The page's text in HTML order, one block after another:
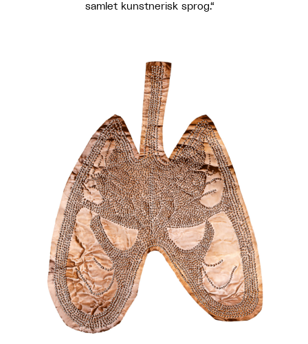
samlet kunstnerisk sprog.“